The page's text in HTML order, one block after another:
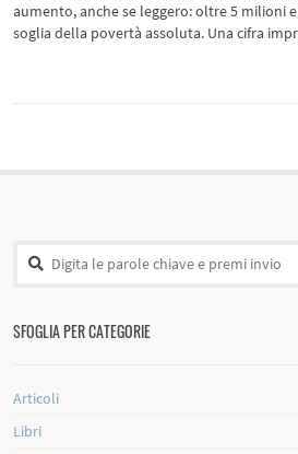
aumento, anche se leggero: oltre 5 milioni
soglia della povertà assoluta. Una cifra
SFOGLIA PER CATEGORIE
Articoli
Libri